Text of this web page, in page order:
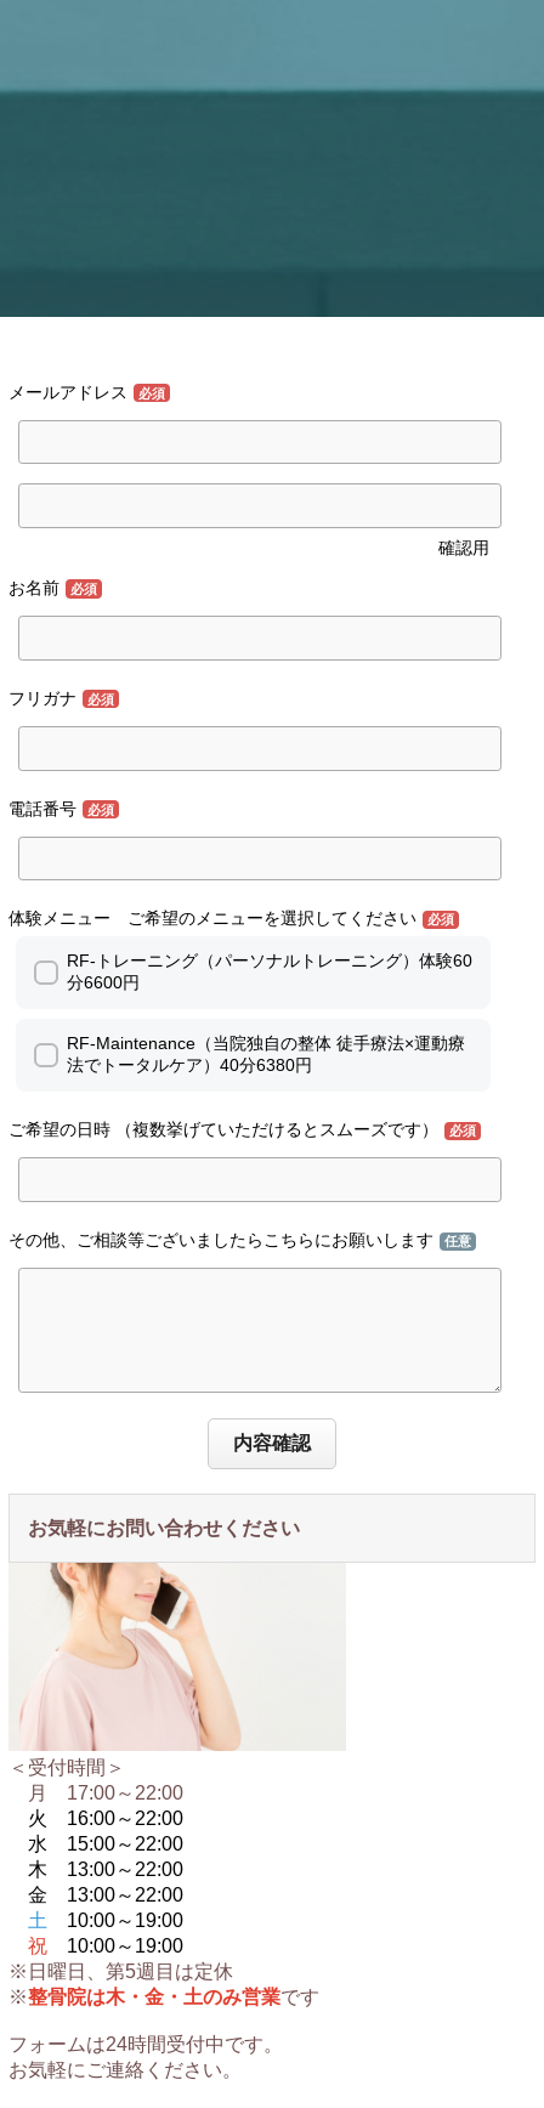
メールアドレス 必須
確認用
お名前 必須
フリガナ 必須
電話番号 必須
体験メニュー ご希望のメニューを選択してください 必須
RF-トレーニング（パーソナルトレーニング）体験60
分6600円
RF-Maintenance（当院独自の整体 徒手療法×運動療
法でトータルケア）40分6380円
ご希望の日時 （複数挙げていただけるとスムーズです） 必須
その他、ご相談等ございましたらこちらにお願いします 任意
内容確認
お気軽にお問い合わせください
＜受付時間＞
月 17:00～22:00
火 16:00～ 22:00
水 15:00～ 22:00
木 13:00～ 22:00
金 13:00～ 22:00
土
10:00～19:00
祝10:00～19:00
※日曜日、第5週目は定休
※整骨院は木・金・土のみ営業です
フォームは24時間受付中です。
お気軽にご連絡ください。